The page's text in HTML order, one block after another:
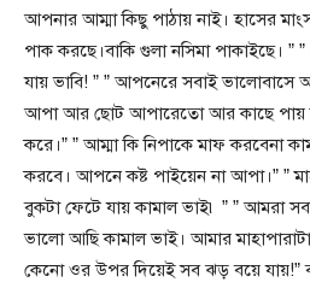
আপনার আম্মা কিছু পাঠায় নাই। হাসের
পাক করছে।বাকি গুলা নসিমা পাকাইছে। ”
যায় ভাবি! ” ” আপনেরে সবাই
আপা আর ছোট আপারেতো আর কাছে পায়
করে।” ” আম্মা কি নিপাকে মাফ করবেনা
করবে। আপনে কষ্ট পাইয়েন না আপা।” ”
বুকটা ফেটে যায় কামাল ভাই৷ ” ” আমরা
ভালো আছি কামাল ভাই। আমার
কেনো ওর উপর দিয়েই সব ঝড় বয়ে যায়!”